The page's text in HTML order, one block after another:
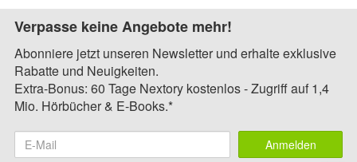
Verpasse keine Angebote mehr!
Abonniere jetzt unseren Newsletter und erhalte exklusive
Rabatte und Neuigkeiten.
Extra-Bonus: 60 Tage Nextory kostenlos - Zugriff auf 1,4
Mio. Hörbücher & E-Books.*
Anmelden